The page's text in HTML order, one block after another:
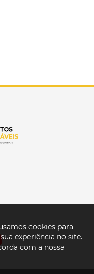
cookies para
experiência no site.
com a nossa